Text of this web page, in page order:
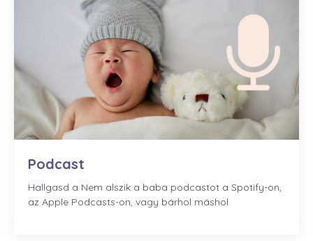
Podcast
Hallgasd a Nem alszik a baba podcastot a Spotify-on,
az Apple Podcasts-on, vagy bárhol máshol